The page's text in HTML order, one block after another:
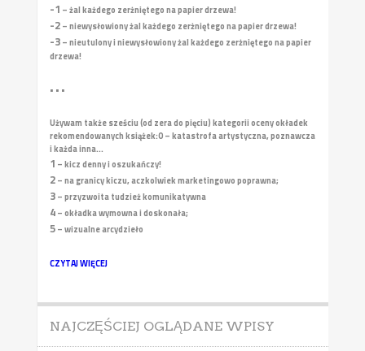
-1 – żal każdego zerżniętego na papier drzewa!
-2– niewysłowiony żal każdego zerżniętego na papier drzewa!
-3– nieutulony i niewysłowiony żal każdego zerżniętego na papier
drzewa!
• • •
Używam także sześciu (od zera do pięciu) kategorii oceny okładek
rekomendowanych książek:0 – katastrofa artystyczna, poznawcza
i każda inna...
1 – kicz denny i oszukańczy!
2– na granicy kiczu, aczkolwiek marketingowo poprawna;
3– przyzwoita tudzież komunikatywna
4– okładka wymowna i doskonała;
5– wizualne arcydzieło
CZYTAJ WIĘCEJ
NAJCZĘŚCIEJ OGLĄDANE WPISY